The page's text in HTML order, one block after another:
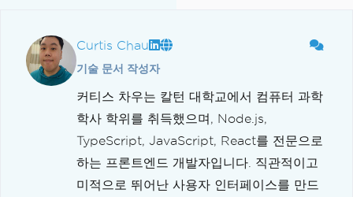
Curtis Chau
기술 문서 작성자
커티스 차우는 칼턴 대학교에서 컴퓨터 과학
학사 학위를 취득했으며, Node.js,
TypeScript, JavaScript, React를 전문으로
하는 프론트엔드 개발자입니다. 직관적이고
미적으로 뛰어난 사용자 인터페이스를 만드